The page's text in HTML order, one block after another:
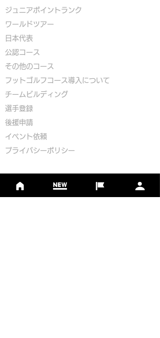
ジュニアポイントランク
​ワールドツアー
​​日本代表
公認コース
​その他のコース
​ フットゴルフコース導入について
​チームビルディング
選手登録​
​後援申請
​イベント依頼
プライバシーポリシー